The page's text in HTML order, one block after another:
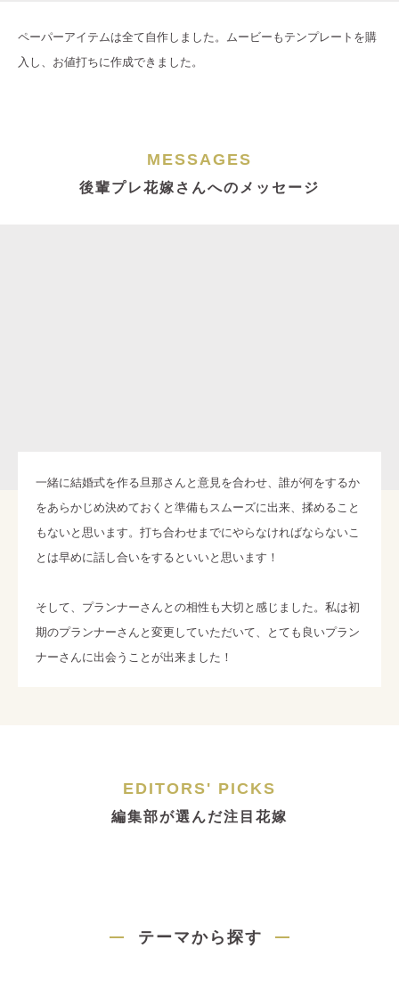
ペーパーアイテムは全て自作しました。ムービーもテンプレートを購
入し、お値打ちに作成できました。
MESSAGES
後輩プレ花嫁さんへのメッセージ
一緒に結婚式を作る旦那さんと意見を合わせ、誰が何をするか
をあらかじめ決めておくと準備もスムーズに出来、揉めること
もないと思います。打ち合わせまでにやらなければならないこ
とは早めに話し合いをするといいと思います！
そして、プランナーさんとの相性も大切と感じました。私は初
期のプランナーさんと変更していただいて、とても良いプラン
ナーさんに出会うことが出来ました！
EDITORS' PICKS
編集部が選んだ注目花嫁
テーマから探す